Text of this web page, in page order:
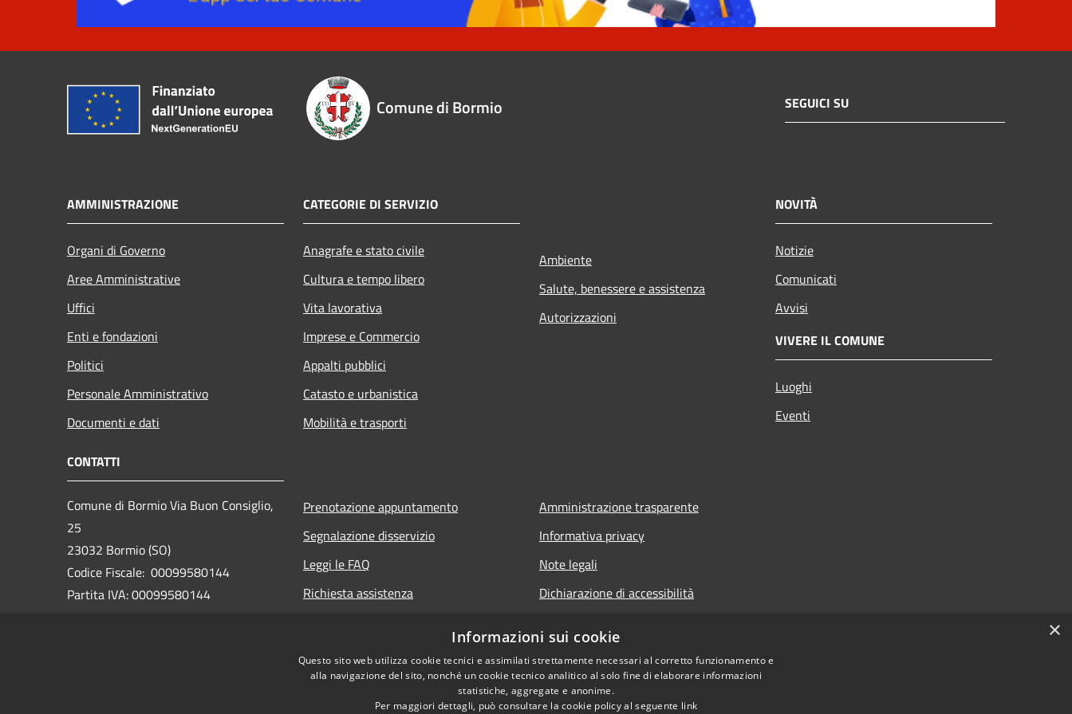
Comune di Bormio SEGUICI SU
AMMINISTRAZIONE
Organi di Governo
Aree Amministrative
Uffici
Enti e fondazioni
Politici
Personale Amministrativo
Documenti e dati
CATEGORIE DI SERVIZIO
Anagrafe e stato civile
Cultura e tempo libero
Vita lavorativa
Imprese e Commercio
Appalti pubblici
Catasto e urbanistica
Mobilità e trasporti
Ambiente
Salute, benessere e assistenza
Autorizzazioni
NOVITÀ
Notizie
Comunicati
Avvisi
VIVERE IL COMUNE
Luoghi
Eventi
CONTATTI
Comune di Bormio Via Buon Consiglio,
25
23032 Bormio (SO)
Codice Fiscale: 00099580144
Partita IVA: 00099580144
Prenotazione appuntamento
Segnalazione disservizio
Leggi le FAQ
Richiesta assistenza
Amministrazione trasparente
Informativa privacy
Note legali
Dichiarazione di accessibilità
×
Informazioni sui cookie
Questo sito web utilizza cookie tecnici e assimilati strettamente necessari al corretto funzionamento e
alla navigazione del sito, nonché un cookie tecnico analitico al solo fine di elaborare informazioni
statistiche, aggregate e anonime.
Per maggiori dettagli, può consultare la cookie policy al seguente link